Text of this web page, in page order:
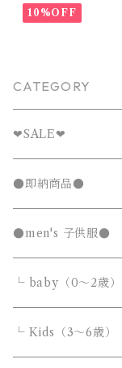
90~102cm
10%OFF
CATEGORY
❤︎SALE❤︎
キッズTシャツセール
発表会セール
●即納商品●
●men's 子供服●
└ baby（0～2歳）
カバーオール・ロン
└ Kids（3～6歳）